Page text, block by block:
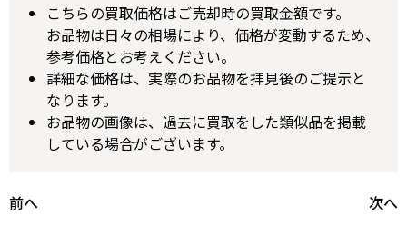
こちらの買取価格はご売却時の買取金額です。
お品物は日々の相場により、価格が変動するため、
参考価格とお考えください。
詳細な価格は、実際のお品物を拝見後のご提示と
なります。
お品物の画像は、過去に買取をした類似品を掲載
している場合がございます。
前へ 次へ